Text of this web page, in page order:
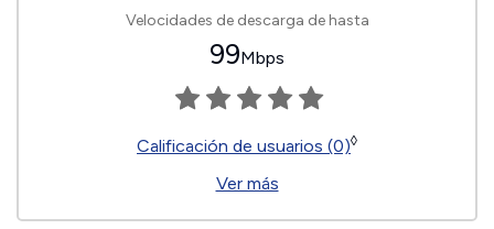
Velocidades de descarga de hasta
99Mbps
Calificación de usuarios (0)◊
Ver más